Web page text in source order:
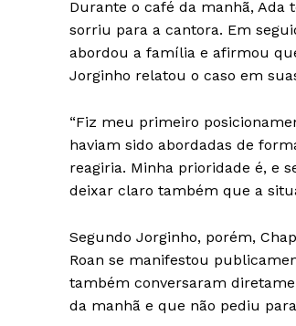
Durante o café da manhã, Ada
sorriu para a cantora. Em
abordou a família e afirmou
Jorginho relatou o caso em
“Fiz meu primeiro
haviam sido abordadas de
reagiria. Minha prioridade é, e
deixar claro também que a
Segundo Jorginho, porém,
Roan se manifestou
também conversaram
da manhã e que não pediu